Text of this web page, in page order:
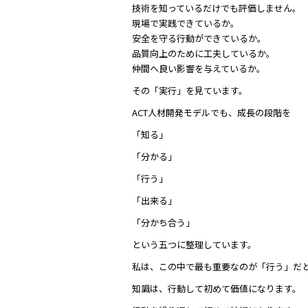
技術を知っているだけでも評価しません。
現場で実践できているか。
安全を守る行動ができているか。
品質向上のために工夫しているか。
仲間へ良い影響を与えているか。
その「実行」を見ています。
ACT人材開発モデルでも、成長の段階を
「知る」
「分かる」
「行う」
「出来る」
「分かち合う」
という五つに整理しています。
私は、この中で最も重要なのが「行う」だ
知識は、行動して初めて価値になります。